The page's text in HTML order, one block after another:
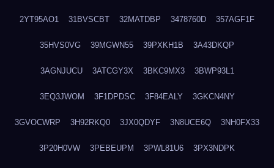
2YT95AO1 31BVSCBT 32MATDBP 3478760D 357AGF1F
35HVS0VG 39MGWN55 39PXKH1B 3A43DKQP
3AGNJUCU 3ATCGY3X 3BKC9MX3 3BWP93L1
3EQ3JWOM 3F1DPDSC 3F84EALY 3GKCN4NY
3GVOCWRP 3H92RKQ0 3JX0QDYF 3N8UCE6Q 3NH0FX33
3P20H0VW 3PEBEUPM 3PWL81U6 3PX3NDPK